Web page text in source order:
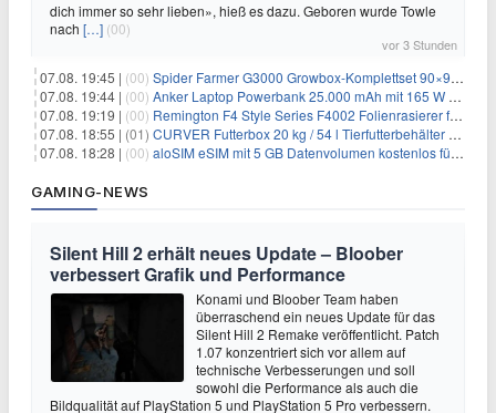
dich immer so sehr lieben», hieß es dazu. Geboren wurde Towle
nach […] (00)
vor 3 Stunden
07.08. 19:45 | (00) Spider Farmer G3000 Growbox-Komplettset 90×90×180 cm für 379,99€
07.08. 19:44 | (00) Anker Laptop Powerbank 25.000 mAh mit 165 W refurbished für 58,39€
07.08. 19:19 | (00) Remington F4 Style Series F4002 Folienrasierer für 18,99€
07.08. 18:55 | (01) CURVER Futterbox 20 kg / 54 l Tierfutterbehälter mit Rollen für 19,99€
07.08. 18:28 | (00) aloSIM eSIM mit 5 GB Datenvolumen kostenlos für Windscribe-Pro-Nutzer
GAMING-NEWS
Silent Hill 2 erhält neues Update – Bloober
verbessert Grafik und Performance
Konami und Bloober Team haben
überraschend ein neues Update für das
Silent Hill 2 Remake veröffentlicht. Patch
1.07 konzentriert sich vor allem auf
technische Verbesserungen und soll
sowohl die Performance als auch die
Bildqualität auf PlayStation 5 und PlayStation 5 Pro verbessern.